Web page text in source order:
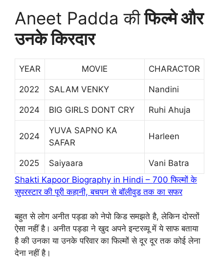
Aneet Padda कीफिल्मे और
उनके किरदार
YEAR MOVIE CHARACTOR
2022 SALAM VENKY Nandini
2024 BIG GIRLS DONT CRY Ruhi Ahuja
2024
YUVA SAPNO KA
SAFAR
Harleen
2025 Saiyaara
Vani Batra
Shakti Kapoor Biography in Hindi – 700 फिल्मों के
सुपरस्टार की पूरी कहानी, बचपन से बॉलीवुड तक का सफर
बहुत से लोग अनीत पड्डा को नेपो किड समझते है, लेकिन दोस्तों
ऐसा नहीं है। अनीत पड्डा ने खुद अपने इन्टरव्यू में ये साफ बताया
है की उनका या उनके परिवार का फिल्मों से दूर दूर तक कोई लेना
देना नहीं है।